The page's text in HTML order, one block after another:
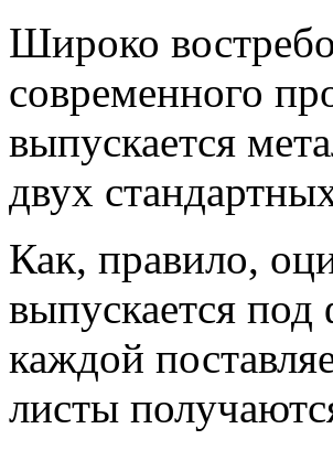
Широко
современного
выпускается
двух
Как, правило,
выпускается под
каждой
листы